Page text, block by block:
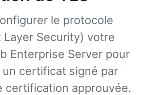
le protocole
Layer Security) votre
Enterprise Server pour
certificat signé par
certification approuvée.